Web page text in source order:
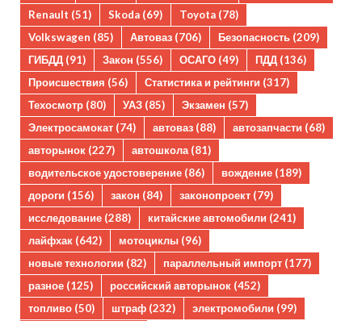
Renault (51) Skoda (69) Toyota (78)
Volkswagen (85) Автоваз (706) Безопасность (209)
ГИБДД (91) Закон (556) ОСАГО (49) ПДД (136)
Происшествия (56) Статистика и рейтинги (317)
Техосмотр (80) УАЗ (85) Экзамен (57)
Электросамокат (74) автоваз (88) автозапчасти (68)
авторынок (227) автошкола(81)
водительское удостоверение (86) вождение (189)
дороги (156) закон (84) законопроект (79)
исследование (288) китайские автомобили (241)
лайфхак (642) мотоциклы (96)
новые технологии (82) параллельный импорт (177)
разное (125) российский авторынок (452)
топливо (50) штраф (232) электромобили (99)